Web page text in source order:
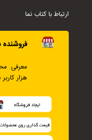
ارتباط با کتاب نما
هزار